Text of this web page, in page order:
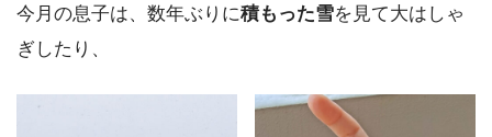
今月の息子は、数年ぶりに積もった雪を見て大はしゃ
ぎしたり、